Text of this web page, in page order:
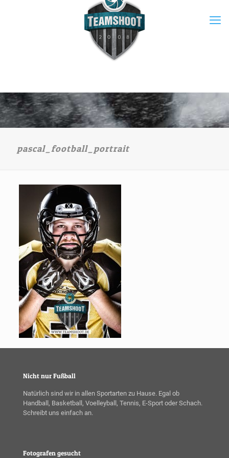
pascal_football_portrait
Nicht nur Fußball
Natürlich sind wir in allen Sportarten zu Hause. Egal ob
Handball, Basketball, Voelleyball, Tennis, E-Sport oder Schach.
Schreibt uns einfach an.
Fotografen gesucht